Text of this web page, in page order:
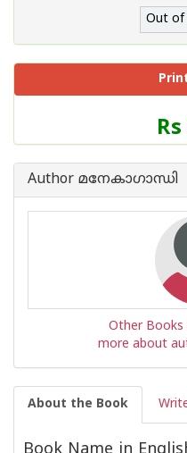
Out of
Price
of
Book
Author മനേകാഗാന്ധി
Other
more about
About the Book